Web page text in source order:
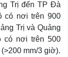
Trị đến TP Đà
có nơi trên 900
Trị và Quảng
có nơi trên 500
mm/3 giờ).